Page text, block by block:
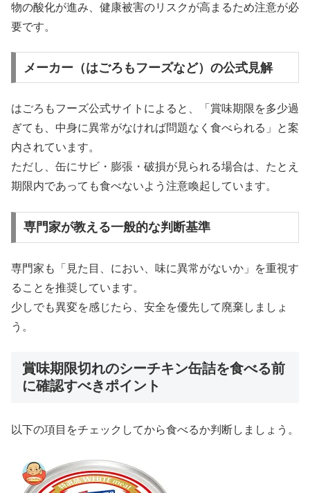
物の酸化が進み、健康被害のリスクが高まるため注意が必
要です。
メーカー（はごろもフーズなど）の公式見解
はごろもフーズ公式サイトによると、「賞味期限を多少過
ぎても、中身に異常がなければ問題なく食べられる」と案
内されています。
ただし、缶にサビ・膨張・破損が見られる場合は、たとえ
期限内であっても食べないよう注意喚起しています。
専門家が教える一般的な判断基準
専門家も「見た目、におい、味に異常がないか」を重視す
ることを推奨しています。
少しでも異変を感じたら、安全を優先して廃棄しましょ
う。
賞味期限切れのシーチキン缶詰を食べる前
に確認すべきポイント
以下の項目をチェックしてから食べるか判断しましょう。